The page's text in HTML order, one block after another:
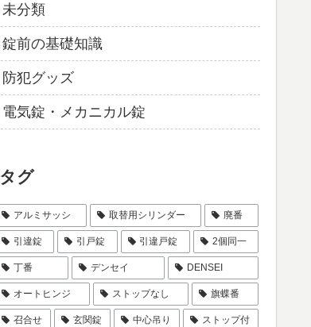
未分類
錠前の基礎知識
防犯グッズ
電気錠・メカニカル錠
タグ
アルミサッシ 取替用シリンダー 廃番
引違錠 引戸錠 引違戸錠 2個同一
丁番 デンセイ DENSEI
オートヒンジ ストップなし 旗蝶番
召合せ 玄関錠 中心吊り ストップ付